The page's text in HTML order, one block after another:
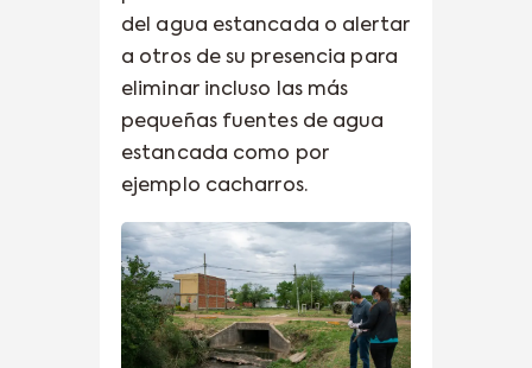
del agua estancada o alertar
a otros de su presencia para
eliminar incluso las más
pequeñas fuentes de agua
estancada como por
ejemplo cacharros.